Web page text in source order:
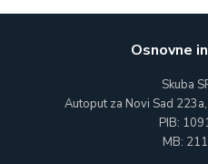
Osnovne
Skuba
Autoput za Novi Sad
PIB:
MB: